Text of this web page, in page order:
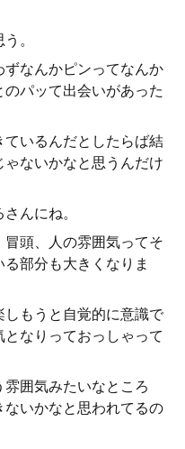
。
なんかピンってなんか
パッて出会いがあった
いるんだとしたらば結
ないかなと思うんだけ
んにね。
頭、人の雰囲気ってそ
部分も大きくなりま
もうと自覚的に意識で
なりっておっしゃって
囲気みたいなところ
いかなと思われてるの